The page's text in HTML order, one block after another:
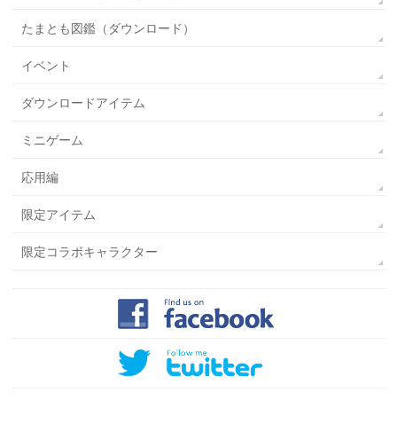
たまとも図鑑（ダウンロード）
イベント
ダウンロードアイテム
ミニゲーム
応用編
限定アイテム
限定コラボキャラクター